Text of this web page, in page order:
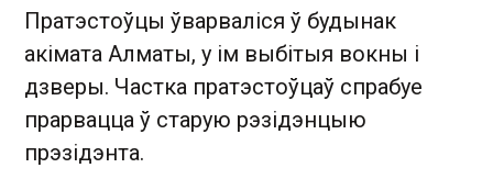
Пратэстоўцы ўварваліся ў будынак
акімата Алматы, у ім выбітыя вокны і
дзверы. Частка пратэстоўцаў спрабуе
прарвацца ў старую рэзідэнцыю
прэзідэнта.